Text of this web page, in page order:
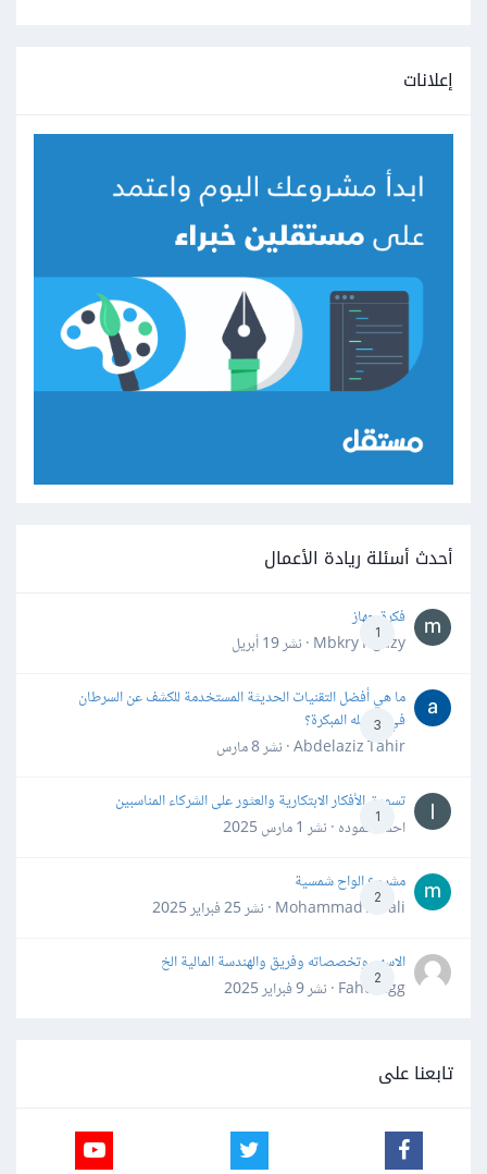
إعلانات
أحدث أسئلة ريادة الأعمال
1
فكرة جهاز
Mbkry Hgazy · نشر
19 أبريل
3
ما هي أفضل التقنيات الحديثة المستخدمة للكشف عن السرطان
في مراحله المبكرة؟
Abdelaziz Tahir · نشر
8 مارس
1
تسويق الأفكار الابتكارية والعثور على الشركاء المناسبين
احمد حموده · نشر 1 مارس 2025
2
مشروع الواح شمسية
Mohammad Awali · نشر
25 فبراير 2025
2
الاسهم وتخصصاته وفريق والهندسة المالية الخ
Fahd Ggg · نشر
9 فبراير 2025
تابعنا على